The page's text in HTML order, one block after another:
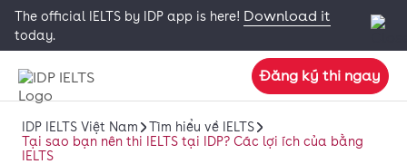
The official IELTS by IDP app is here! Download it
today.
Đăng ký thi ngay
IDP IELTS Việt Nam
Tìm hiểu về IELTS
Tại sao bạn nên thi IELTS tại IDP? Các lợi ích của bằng
IELTS